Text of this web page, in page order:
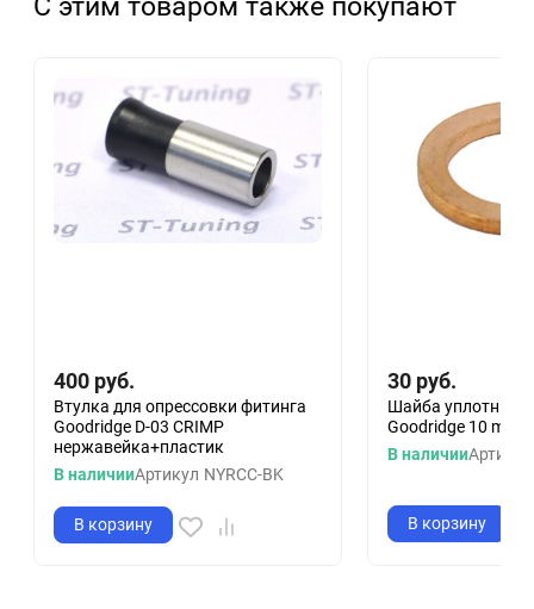
400 руб.
Втулка для опрессовки фитинга
Goodridge D-03 CRIMP
нержавейка+пластик
В наличииАртикул NYRCC-BK
В корзину
30 руб.
Шайба
Goodridge 10 mm
В наличииАртикул
В корзину